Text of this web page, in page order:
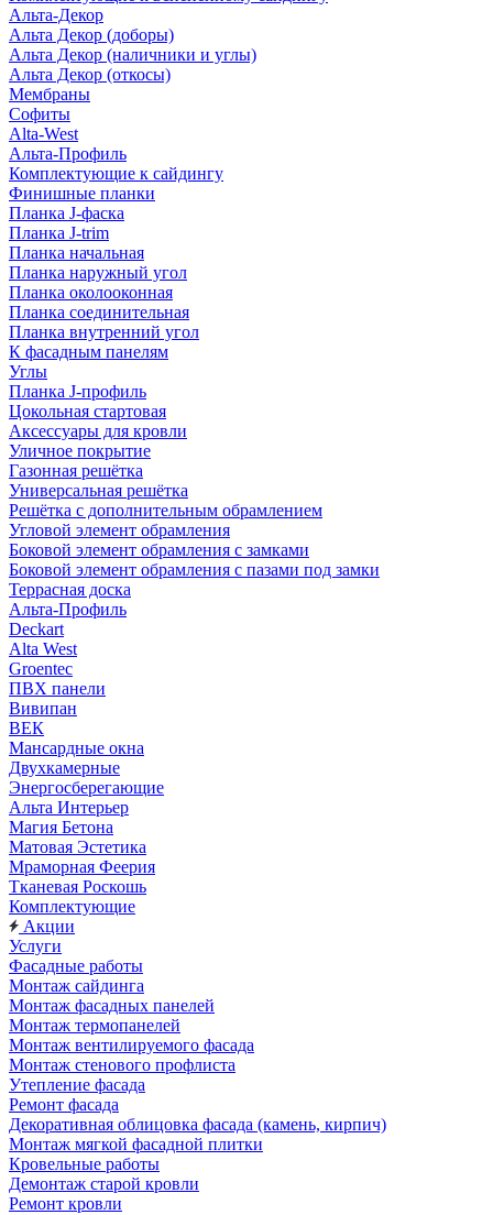
Альта-Декор
Альта Декор (доборы)
Альта Декор (наличники и углы)
Альта Декор (откосы)
Мембраны
Софиты
Alta-West
Альта-Профиль
Комплектующие к сайдингу
Финишные планки
Планка J-фаска
Планка J-trim
Планка начальная
Планка наружный угол
Планка околооконная
Планка соединительная
Планка внутренний угол
К фасадным панелям
Углы
Планка J-профиль
Цокольная стартовая
Аксессуары для кровли
Уличное покрытие
Газонная решётка
Универсальная решётка
Решётка с дополнительным обрамлением
Угловой элемент обрамления
Боковой элемент обрамления с замками
Боковой элемент обрамления с пазами под замки
Террасная доска
Альта-Профиль
Deckart
Alta West
Groentec
ПВХ панели
Вивипан
ВЕК
Мансардные окна
Двухкамерные
Энергосберегающие
Альта Интерьер
Магия Бетона
Матовая Эстетика
Мраморная Феерия
Тканевая Роскошь
Комплектующие
Акции
Услуги
Фасадные работы
Монтаж сайдинга
Монтаж фасадных панелей
Монтаж термопанелей
Монтаж вентилируемого фасада
Монтаж стенового профлиста
Утепление фасада
Ремонт фасада
Декоративная облицовка фасада (камень, кирпич)
Монтаж мягкой фасадной плитки
Кровельные работы
Демонтаж старой кровли
Ремонт кровли